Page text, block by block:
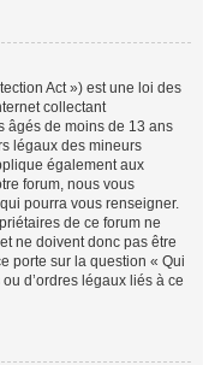
Act ») est une loi des
collectant
âgés de moins de 13 ans
légaux des mineurs
également aux
forum, nous vous
pourra vous renseigner.
de ce forum ne
ne doivent donc pas être
porte sur la question « Qui
d’ordres légaux liés à ce